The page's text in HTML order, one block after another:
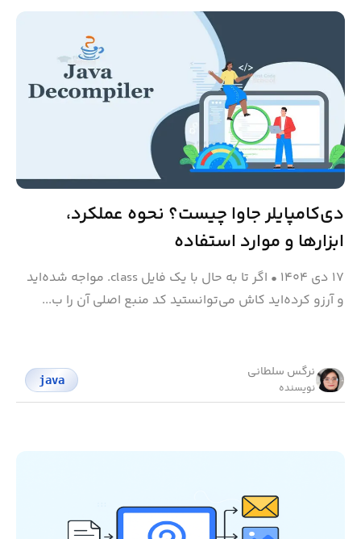
دی‌کامپایلر جاوا چیست؟ نحوه عملکرد،
ابزارها و موارد استفاده
۱۷ دی ۱۴۰۴ •
اگر تا به حال با یک فایل ‎.class‎ مواجه شده‌اید
و آرزو کرده‌اید کاش می‌توانستید کد منبع اصلی آن را ب...
نرگس سلطانی
نویسنده
java